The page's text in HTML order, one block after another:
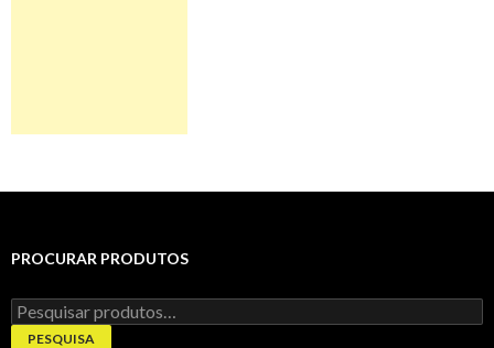
PROCURAR PRODUTOS
Pesquisar
por:
PESQUISA